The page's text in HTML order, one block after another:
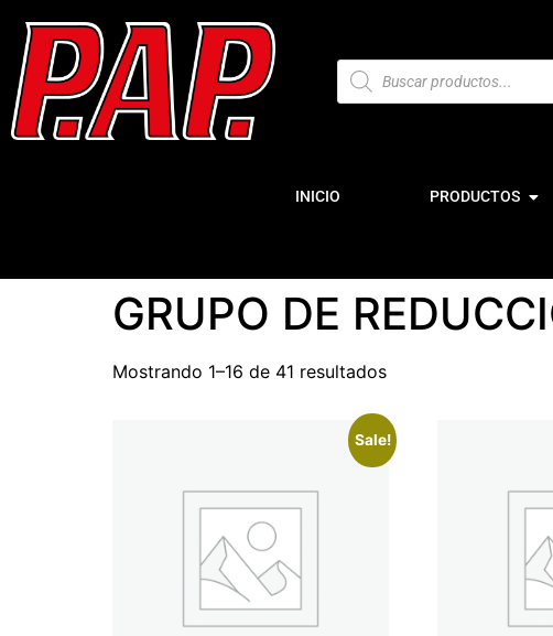
INICIO PRODUCTOS
GRUPO DE
Mostrando 1–16 de 41 resultados
Sale!